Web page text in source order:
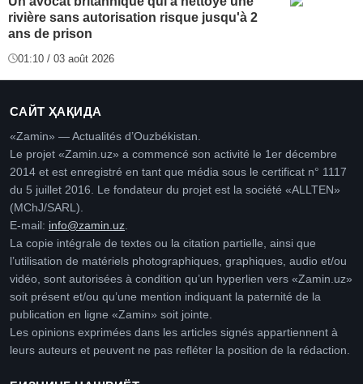
rivière sans autorisation risque jusqu'à 2
ans de prison
01:10 / 03 août 2026
САЙТ ҲАҚИДА
«Zamin» — Actualités d’Ouzbékistan.
Le projet «Zamin.uz» a commencé son activité le 1er décembre
2014 et est enregistré en tant que média sous le certificat n° 1117
du 5 juillet 2016. Le fondateur du projet est la société «ALLTEN»
(MChJ/SARL).
E-mail: info@zamin.uz
La copie intégrale de textes ou la citation partielle, ainsi que
l’utilisation de matériels photographiques, graphiques, audio et/ou
vidéo, sont autorisées à condition qu’un hyperlien vers «Zamin.uz»
soit présent et/ou qu’une mention indiquant la paternité de la
publication en ligne «Zamin» soit jointe.
Les opinions exprimées dans les articles signés appartiennent à
leurs auteurs et peuvent ne pas refléter la position de la rédaction.